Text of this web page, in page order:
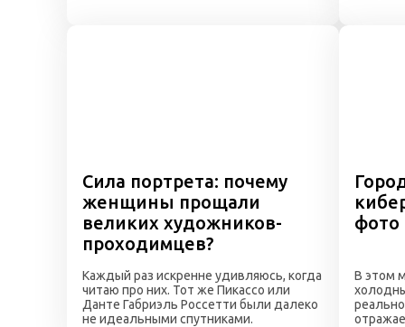
Каждый раз искренне удивляюсь, когда
читаю про них. Тот же Пикассо или
Данте Габриэль Россетти были далеко
не идеальными спутниками.
Сила портрета: почему
женщины прощали
великих художников-
проходимцев?
В этом
фото